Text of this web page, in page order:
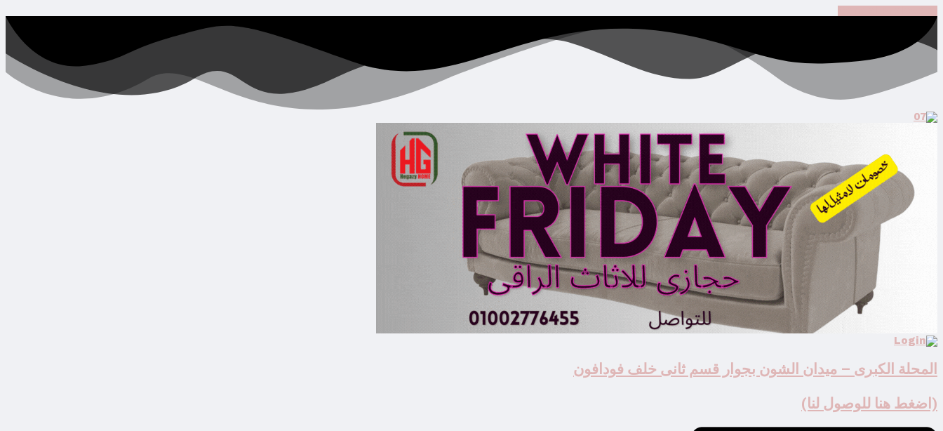
المحلة الكبرى – ميدان الشون بجوار قسم ثانى خلف فودافون
(اضغط هنا للوصول لنا)